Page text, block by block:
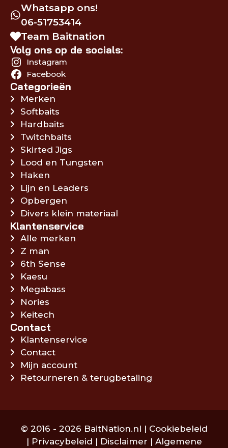
Whatsapp ons!
06-51753414
Team Baitnation
Volg ons op de socials:
Instagram
Facebook
Categorieën
Merken
Softbaits
Hardbaits
Twitchbaits
Skirted Jigs
Lood en Tungsten
Haken
Lijn en Leaders
Opbergen
Divers klein materiaal
Klantenservice
Alle merken
Z man
6th Sense
Kaesu
Megabass
Nories
Keitech
Contact
Klantenservice
Contact
Mijn account
Retourneren & terugbetaling
© 2016 - 2026 BaitNation.nl | Cookiebeleid
| Privacybeleid | Disclaimer | Algemene